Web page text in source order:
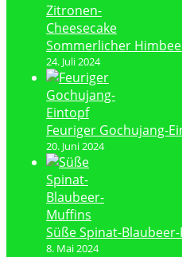
Sommerlicher
24. Juli 2024
Feuriger Gochujang-
20. Juni 2024
Süße Spinat-
8. Mai 2024